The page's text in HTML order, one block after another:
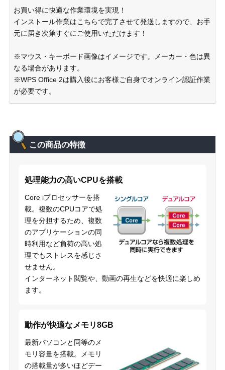
お買い得に快適な作業環境を実現！
インストール作業はこちらで完了させて発送しますので、お手
元に届き次第すぐにご使用いただけます！
※マウス・キーボード画像はイメージです。メーカー・色は異
なる場合があります。
※WPS Office 2は購入後にお客様ご自身でオンライン認証作業
が必要です。
この商品の特徴
処理能力の高いCPUを搭載
Core iプロセッサーを搭
載。複数のCPUコアで処
理を分担するため、複数
のアプリケーションの同
時利用など負荷の高い処
理でもストレスを感じさ
せません。
インターネット閲覧や、動画の再生などを快適に楽しめ
ます。
動作が快適なメモリ8GB
最新パソコンと同等のメ
モリ容量を搭載。メモリ
の搭載量が多いほどデー